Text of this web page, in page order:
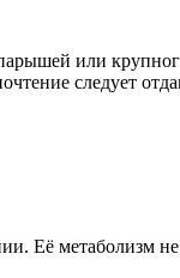
или
следует
Её метаболизм